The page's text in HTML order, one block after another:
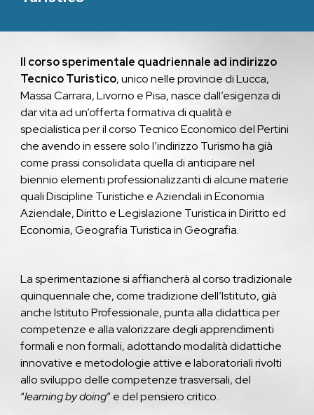
Il corso sperimentale quadriennale ad indirizzo
Tecnico Turistico, unico nelle provincie di Lucca,
Massa Carrara, Livorno e Pisa, nasce dall’esigenza di
dar vita ad un’offerta formativa di qualità e
specialistica per il corso Tecnico Economico del Pertini
che avendo in essere solo l’indirizzo Turismo ha già
come prassi consolidata quella di anticipare nel
biennio elementi professionalizzanti di alcune materie
quali Discipline Turistiche e Aziendali in Economia
Aziendale, Diritto e Legislazione Turistica in Diritto ed
Economia, Geografia Turistica in Geografia.
La sperimentazione si affiancherà al corso tradizionale
quinquennale che, come tradizione dell’Istituto, già
anche Istituto Professionale, punta alla didattica per
competenze e alla valorizzare degli apprendimenti
formali e non formali, adottando modalità didattiche
innovative e metodologie attive e laboratoriali rivolti
allo sviluppo delle competenze trasversali, del
“learning by doing” e del pensiero critico.